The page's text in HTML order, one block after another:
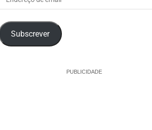
Subscrever
PUBLICIDADE